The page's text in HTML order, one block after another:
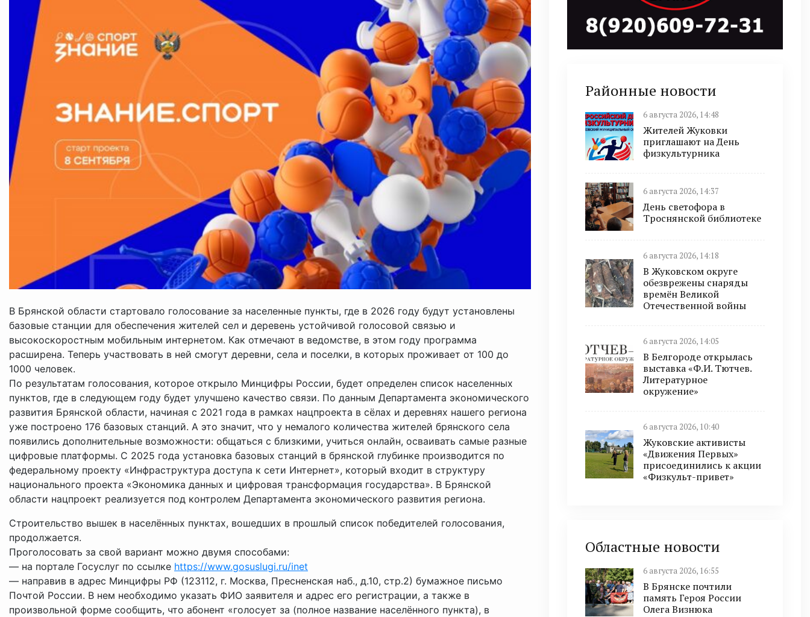
В Брянской области стартовало голосование за населенные пункты, где в 2026 году будут установлены
базовые станции для обеспечения жителей сел и деревень устойчивой голосовой связью и
высокоскоростным мобильным интернетом. Как отмечают в ведомстве, в этом году программа
расширена. Теперь участвовать в ней смогут деревни, села и поселки, в которых проживает от 100 до
1000 человек.
По результатам голосования, которое открыло Минцифры России, будет определен список населенных
пунктов, где в следующем году будет улучшено качество связи. По данным Департамента экономического
развития Брянской области, начиная с 2021 года в рамках нацпроекта в сёлах и деревнях нашего региона
уже построено 176 базовых станций. А это значит, что у немалого количества жителей брянского села
появились дополнительные возможности: общаться с близкими, учиться онлайн, осваивать самые разные
цифровые платформы. С 2025 года установка базовых станций в брянской глубинке производится по
федеральному проекту «Инфраструктура доступа к сети Интернет», который входит в структуру
национального проекта «Экономика данных и цифровая трансформация государства». В Брянской
области нацпроект реализуется под контролем Департамента экономического развития региона.
Строительство вышек в населённых пунктах, вошедших в прошлый список победителей голосования,
продолжается.
Проголосовать за свой вариант можно двумя способами:
— на портале Госуслуг по ссылке https://www.gosuslugi.ru/inet
— направив в адрес Минцифры РФ (123112, г. Москва, Пресненская наб., д.10, стр.2) бумажное письмо
Почтой России. В нем необходимо указать ФИО заявителя и адрес его регистрации, а также в
произвольной форме сообщить, что абонент «голосует за (полное название населённого пункта), в
Районные новости
6 августа 2026, 14:48
Жителей Жуковки
приглашают на День
физкультурника
6 августа 2026, 14:37
День светофора в
Троснянской библиотеке
6 августа 2026, 14:18
В Жуковском округе
обезврежены снаряды
времён Великой
Отечественной войны
6 августа 2026, 14:05
В Белгороде открылась
выставка «Ф.И. Тютчев.
Литературное
окружение»
6 августа 2026, 10:40
Жуковские активисты
«Движения Первых»
присоединились к акции
«Физкульт-привет»
Областные новости
6 августа 2026, 16:55
В Брянске почтили
память Героя России
Олега Визнюка